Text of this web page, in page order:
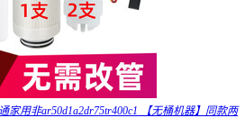
家用非ar50d1a2dr75tr400c1 【无桶机器】同款两